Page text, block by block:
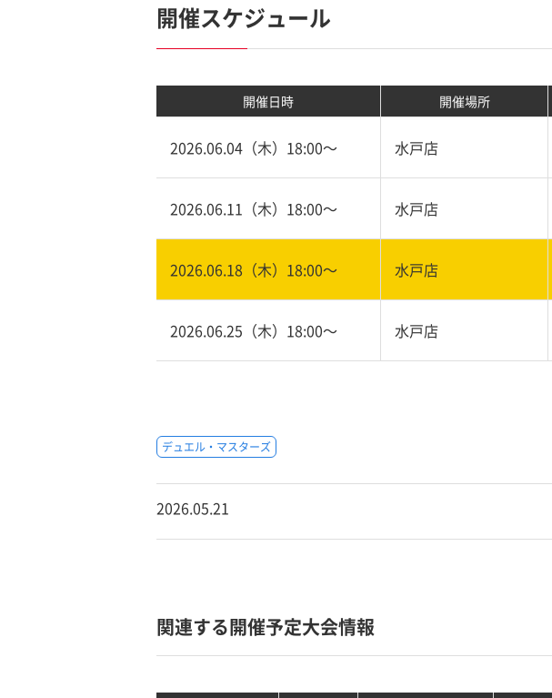
開催スケジュール
開催日時 開催場所
2026.06.04（木）18:00〜 水戸店
2026.06.11（木）18:00〜 水戸店
2026.06.18（木）18:00〜 水戸店
2026.06.25（木）18:00〜 水戸店
デュエル・マスターズ
2026.05.21
関連する開催予定大会情報